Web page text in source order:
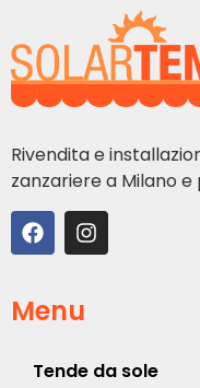
Rivendita e
zanzariere a Milano
Menu
Tende da sole